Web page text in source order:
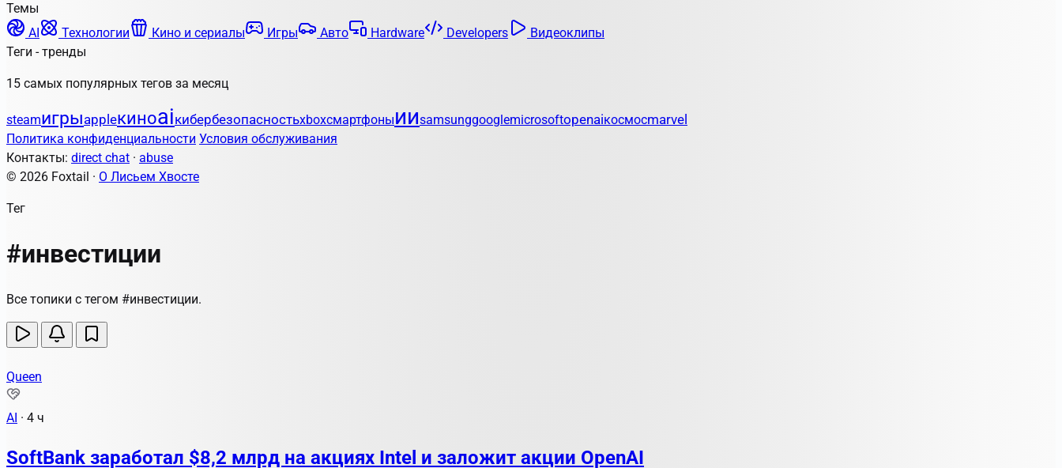
Темы
AI
Технологии Кино и сериалы Игры Авто Hardware Developers
Видеоклипы
Теги - тренды
15 самых популярных тегов за месяц
steamигрыappleкиноaiкибербезопасностьxboxсмартфоныииsamsunggooglemicrosoftopenaiкосмосmarvel
Политика конфиденциальности Условия обслуживания
Контакты: direct chat · abuse
© 2026 Foxtail · О Лисьем Хвосте
Тег
#инвестиции
Все топики с тегом #инвестиции.
Queen
AI · 4 ч
SoftBank заработал $8,2 млрд на акциях Intel и заложит акции OpenAI